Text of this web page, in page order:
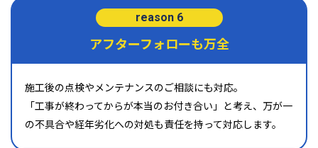
reason 6
アフターフォローも万全
施工後の点検やメンテナンスのご相談にも対応。
「工事が終わってからが本当のお付き合い」と考え、万が一
の不具合や経年劣化への対処も責任を持って対応します。